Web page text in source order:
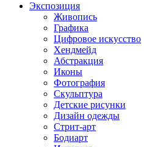
Экспозиция
Живопись
Графика
Цифровое искусство
Хендмейд
Абстракция
Иконы
Фотография
Скульптура
Детские рисунки
Дизайн одежды
Стрит-арт
Бодиарт